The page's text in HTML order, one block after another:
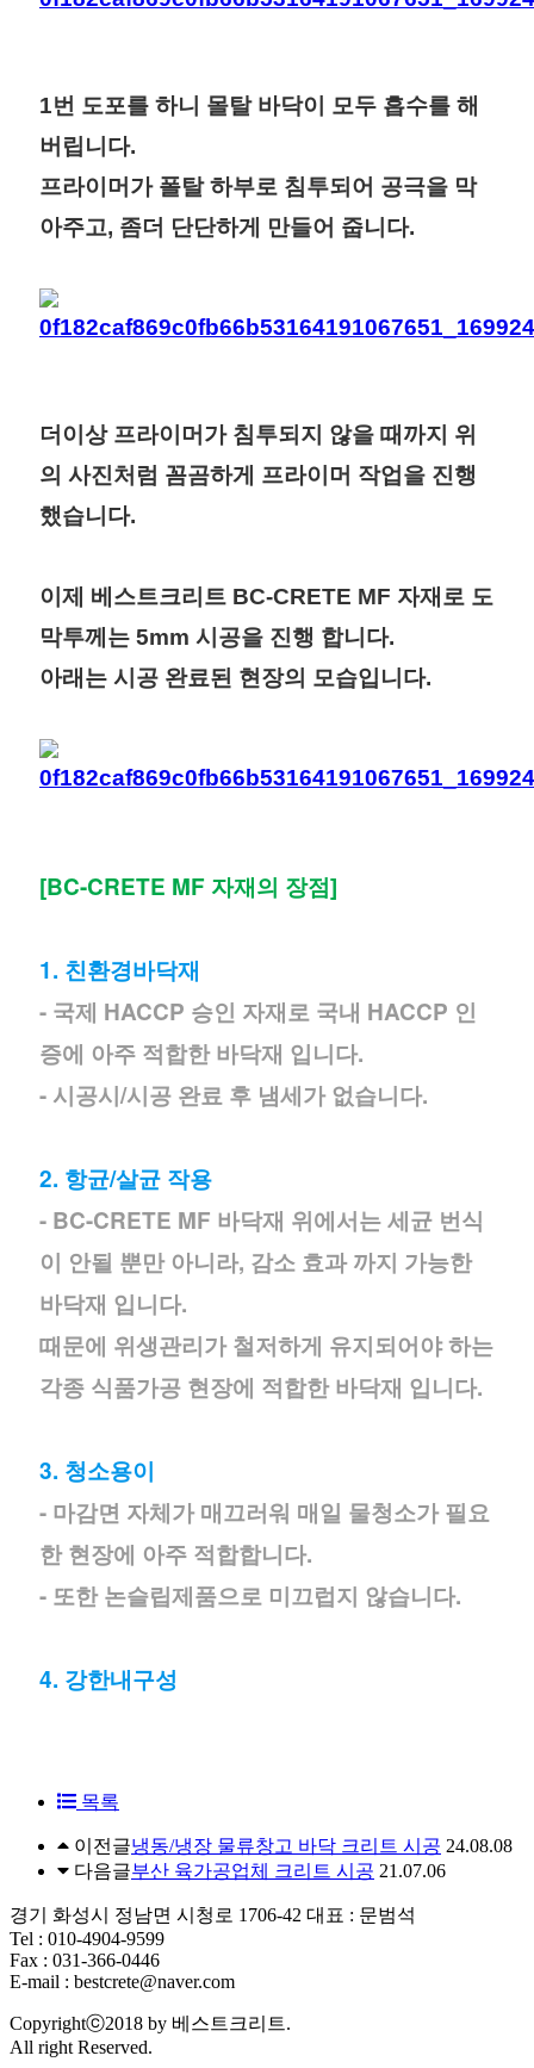
1번 도포를 하니 몰탈 바닥이 모두 흡수를 해
버립니다.
프라이머가 폴탈 하부로 침투되어 공극을 막
아주고, 좀더 단단하게 만들어 줍니다.
더이상 프라이머가 침투되지 않을 때까지 위
의 사진처럼 꼼곰하게 프라이머 작업을 진행
했습니다.
이제 베스트크리트 BC-CRETE MF 자재로 도
막투께는 5mm 시공을 진행 합니다.
아래는 시공 완료된 현장의 모습입니다.
[BC-CRETE MF 자재의 장점]
1. 친환경바닥재
- 국제 HACCP 승인 자재로 국내 HACCP 인
증에 아주 적합한 바닥재 입니다.
- 시공시/시공 완료 후 냄세가 없습니다.
2. 항균/살균 작용
- BC-CRETE MF 바닥재 위에서는 세균 번식
이 안될 뿐만 아니라, 감소 효과 까지 가능한
바닥재 입니다.
때문에 위생관리가 철저하게 유지되어야 하는
각종 식품가공 현장에 적합한 바닥재 입니다.
3. 청소용이
- 마감면 자체가 매끄러워 매일 물청소가 필요
한 현장에 아주 적합합니다.
- 또한 논슬립제품으로 미끄럽지 않습니다.
4. 강한내구성
목록
이전글냉동/냉장 물류창고 바닥 크리트 시공 24.08.08
다음글부산 육가공업체 크리트 시공 21.07.06
경기 화성시 정남면 시청로 1706-42 대표 : 문범석
Tel : 010-4904-9599
Fax : 031-366-0446
E-mail : bestcrete@naver.com
Copyrightⓒ2018 by 베스트크리트.
All right Reserved.